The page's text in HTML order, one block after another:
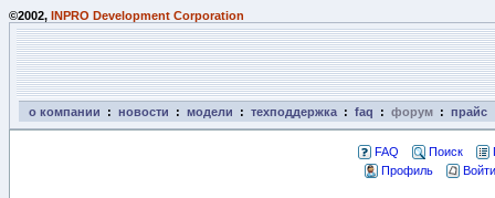
©2002, INPRO Development Corporation
о компании : новости : модели : техподдержка : faq : форум : прайс
FAQ Поиск
Профиль